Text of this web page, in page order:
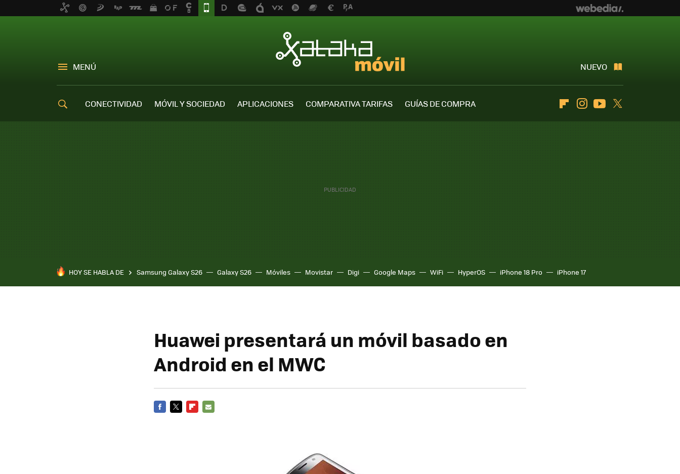
MENÚ NUEVO
CONECTIVIDAD MÓVIL Y SOCIEDAD APLICACIONES COMPARATIVA TARIFAS
GUÍAS DE COMPRA
FlipboardInstagramYoutube
HOY SE HABLA DE Samsung Galaxy S26 Galaxy S26 Móviles Movistar Digi Google Maps WiFi HyperOS iPhone 18 Pro iPhone 17
Huawei presentará un móvil basado en
Android en el MWC